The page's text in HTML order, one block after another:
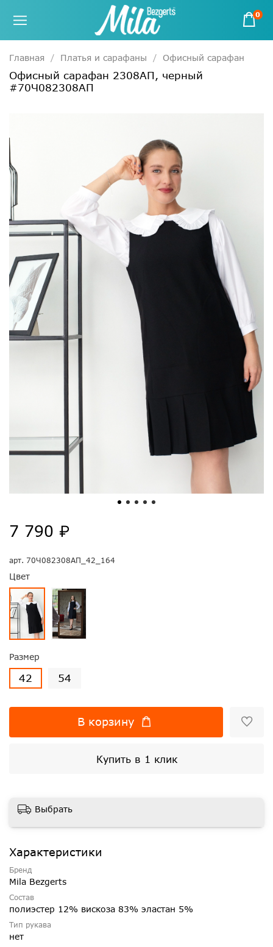
0
Главная Платья и сарафаны Офисный сарафан
Офисный сарафан 2308АП, черный
#70Ч082308АП
арт. 70Ч082308АП_42_164
Цвет
Размер
42 54
7 790 ₽
В корзину
Купить в 1 клик
Выбрать
Характеристики
Бренд
Mila Bezgerts
Состав
полиэстер 12% вискоза 83% эластан 5%
Тип рукава
нет